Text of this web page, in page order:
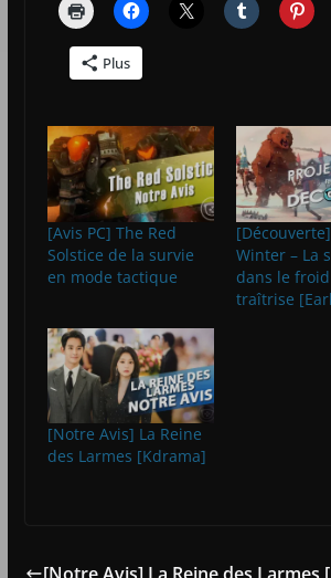
Plus
[Avis PC] The Red
Solstice de la survie
en mode tactique
Winter – La
dans le
traîtrise
[Notre Avis] La Reine
des Larmes [Kdrama]